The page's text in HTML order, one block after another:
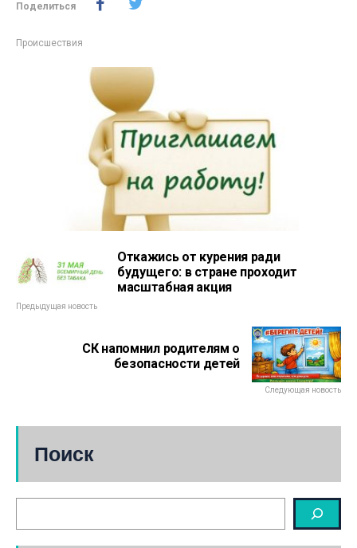
Поделиться
Происшествия
Откажись от курения ради
будущего: в стране проходит
масштабная акция
Предыдущая новость
СК напомнил родителям о
безопасности детей
Следующая новость
Поиск